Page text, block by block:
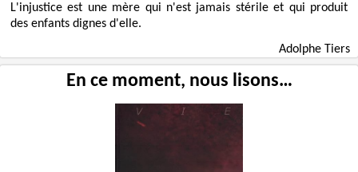
L'injustice est une mère qui n'est jamais stérile et qui produit
des enfants dignes d'elle.
Adolphe Tiers
En ce moment, nous lisons…